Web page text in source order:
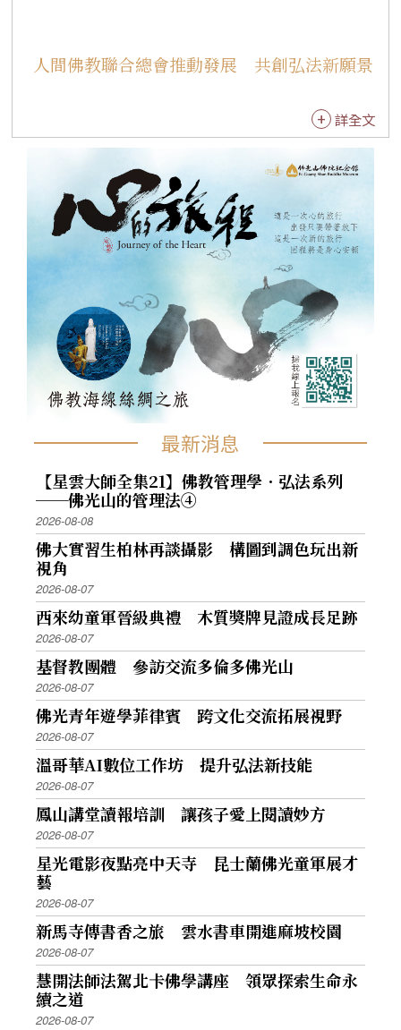
人間佛教聯合總會推動發展 共創弘法新願景
詳全文
最新消息
【星雲大師全集21】佛教管理學．弘法系列
──佛光山的管理法④
2026-08-08
佛大實習生柏林再談攝影 構圖到調色玩出新
視角
2026-08-07
西來幼童軍晉級典禮 木質獎牌見證成長足跡
2026-08-07
基督教團體 參訪交流多倫多佛光山
2026-08-07
佛光青年遊學菲律賓 跨文化交流拓展視野
2026-08-07
溫哥華AI數位工作坊 提升弘法新技能
2026-08-07
鳳山講堂讀報培訓 讓孩子愛上閱讀妙方
2026-08-07
星光電影夜點亮中天寺 昆士蘭佛光童軍展才
藝
2026-08-07
新馬寺傳書香之旅 雲水書車開進麻坡校園
2026-08-07
慧開法師法駕北卡佛學講座 領眾探索生命永
續之道
2026-08-07